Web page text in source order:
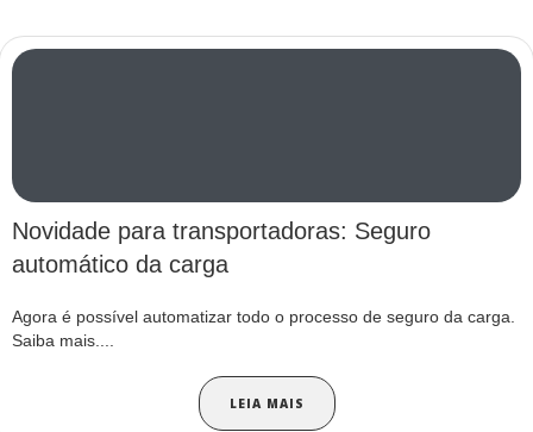
Novidade para transportadoras: Seguro
automático da carga
Agora é possível automatizar todo o processo de seguro da carga.
Saiba mais....
LEIA MAIS